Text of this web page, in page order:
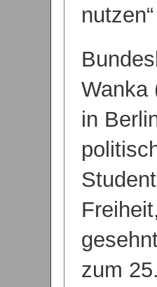
nutzen“
Wanka
in
zum